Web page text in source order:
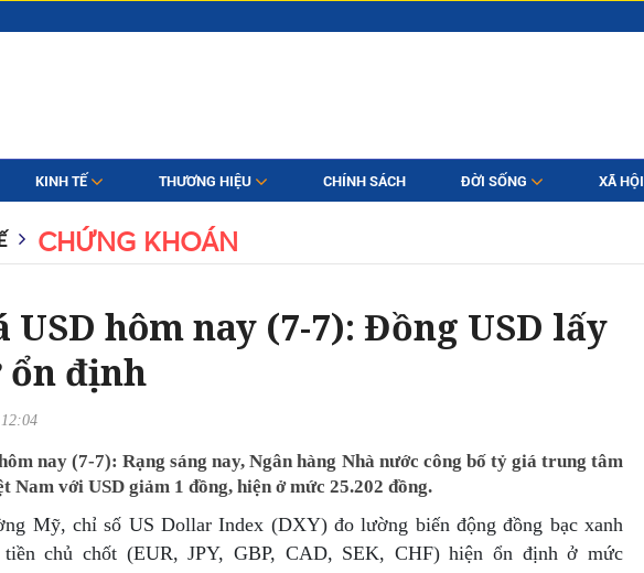
KINH TẾ THƯƠNG HIỆU CHÍNH SÁCH ĐỜI SỐNG XÃ HỘI
CHỨNG KHOÁN
USD hôm nay (7-7): Đồng USD lấy
định
nay (7-7): Rạng sáng nay, Ngân hàng Nhà nước công bố tỷ giá trung tâm
Nam với USD giảm 1 đồng, hiện ở mức 25.202 đồng.
Mỹ, chỉ số US Dollar Index (DXY) đo lường biến động đồng bạc xanh
chủ chốt (EUR, JPY, GBP, CAD, SEK, CHF) hiện ổn định ở mức